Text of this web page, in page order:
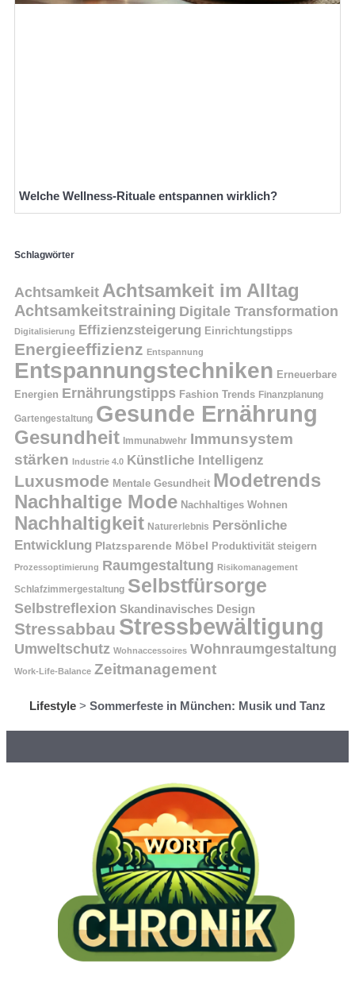
Welche Wellness-Rituale entspannen wirklich?
Schlagwörter
Achtsamkeit Achtsamkeit im Alltag
Achtsamkeitstraining Digitale Transformation
Digitalisierung Effizienzsteigerung Einrichtungstipps
Energieeffizienz Entspannung
Entspannungstechniken Erneuerbare
Energien Ernährungstipps Fashion Trends Finanzplanung
Gartengestaltung Gesunde Ernährung
Gesundheit Immunabwehr Immunsystem
stärken Industrie 4.0 Künstliche Intelligenz
Luxusmode Mentale Gesundheit Modetrends
Nachhaltige Mode Nachhaltiges Wohnen
Nachhaltigkeit Naturerlebnis Persönliche
Entwicklung Platzsparende Möbel Produktivität steigern
Prozessoptimierung Raumgestaltung Risikomanagement
Schlafzimmergestaltung Selbstfürsorge
Selbstreflexion Skandinavisches Design
Stressabbau Stressbewältigung
Umweltschutz Wohnaccessoires Wohnraumgestaltung
Work-Life-Balance Zeitmanagement
Lifestyle > Sommerfeste in München: Musik und Tanz